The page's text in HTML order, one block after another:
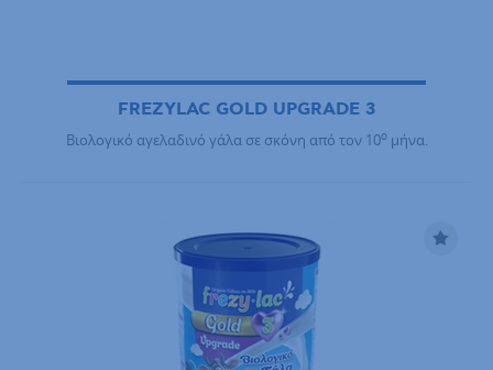
FREZYLAC GOLD UPGRADE 3
Βιολογικό αγελαδινό γάλα σε σκόνη από τον 10ομήνα.